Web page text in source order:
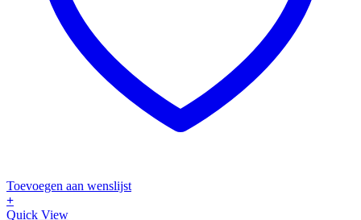
Toevoegen aan wenslijst
+
Quick View